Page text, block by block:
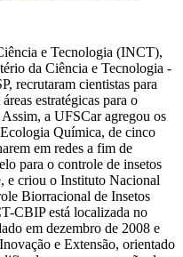
e Tecnologia (INCT),
da Ciência e Tecnologia -
recrutaram cientistas para
estratégicas para o
a UFSCar agregou os
Química, de cinco
em redes a fim de
para o controle de insetos
e criou o Instituto Nacional
Biorracional de Insetos
CBIP está localizada no
em dezembro de 2008 e
e Extensão, orientado